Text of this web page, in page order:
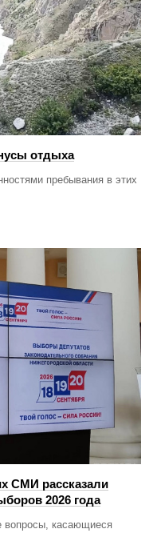
отдыха
пребывания в этих
СМИ рассказали
2026 года
вопросы, касающиеся